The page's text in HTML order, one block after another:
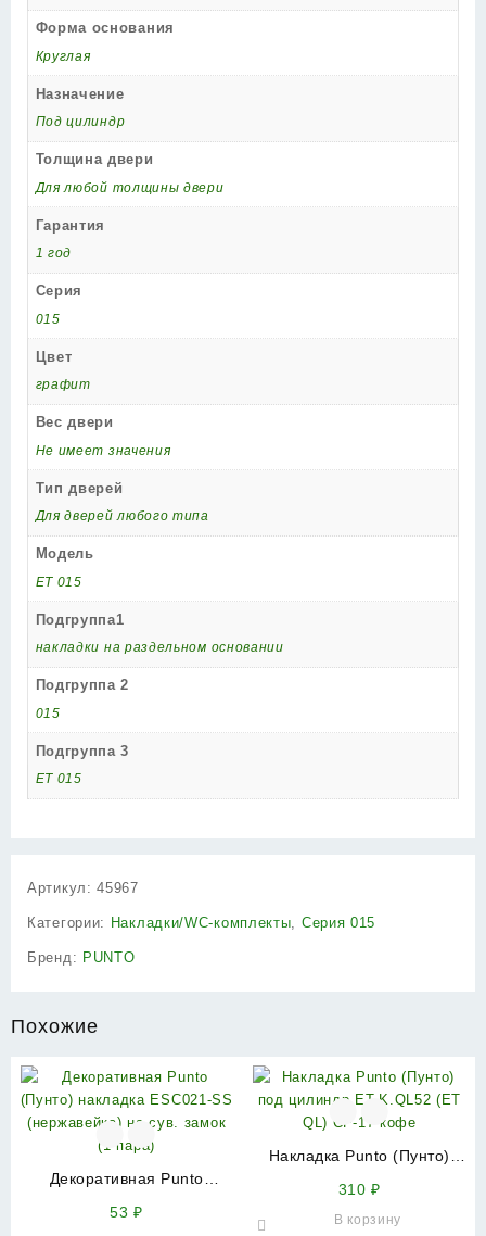
Форма основания
Круглая
Назначение
Под цилиндр
Толщина двери
Для любой толщины двери
Гарантия
1 год
Серия
015
Цвет
графит
Вес двери
Не имеет значения
Тип дверей
Для дверей любого типа
Модель
ET 015
Подгруппа1
накладки на раздельном основании
Подгруппа 2
015
Подгруппа 3
ET 015
Артикул:45967
Категории: Накладки/WC-комплекты Серия 015
Бренд: PUNTO
Похожие
Декоративная Punto
53₽
Накладка Punto (Пунто)
310₽
В корзину